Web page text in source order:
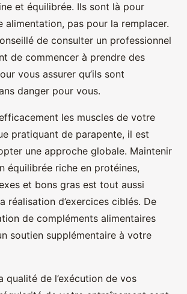
et équilibrée. Ils sont là pour
alimentation, pas pour la remplacer.
de consulter un professionnel
de commencer à prendre des
vous assurer qu’ils sont
danger pour vous.
les muscles de votre
pratiquant de parapente, il est
une approche globale. Maintenir
équilibrée riche en protéines,
et bons gras est tout aussi
réalisation d’exercices ciblés. De
de compléments alimentaires
soutien supplémentaire à votre
qualité de l’exécution de vos